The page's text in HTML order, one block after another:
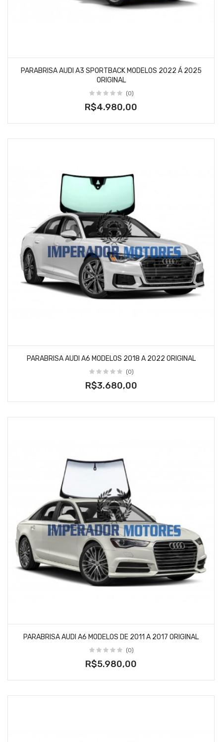
PARABRISA AUDI A3 SPORTBACK MODELOS 2022 Á 2025
ORIGINAL
(0)
R$4.980,00
PARABRISA AUDI A6 MODELOS 2018 A 2022 ORIGINAL
(0)
R$3.680,00
PARABRISA AUDI A6 MODELOS DE 2011 A 2017 ORIGINAL
(0)
R$5.980,00